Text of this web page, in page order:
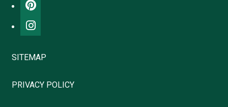
SITEMAP
PRIVACY POLICY